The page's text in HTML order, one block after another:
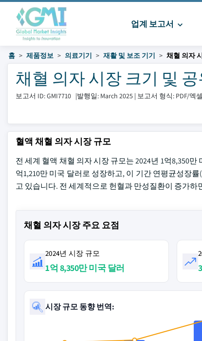
업계 보고서
홈 제품정보 의료기기 재활 및 보조 기기 채혈 의자
채혈 의자 시장 크기 및 공
보고서 ID: GMI7710 |발행일: March 2025 | 보고서 형식: PDF/엑
혈액 채혈 의자 시장 규모
전 세계 혈액 채혈 의자 시장 규모는 2024년 1억8,350
억1,210만 미국 달러로 성장하고, 이 기간 연평균성장
고 있습니다. 전 세계적으로 헌혈과 만성질환이 증가
채혈 의자 시장 주요 요점
2024년 시장 규모
1억 8,350만 미국 달러
시장 규모 동향 번역: